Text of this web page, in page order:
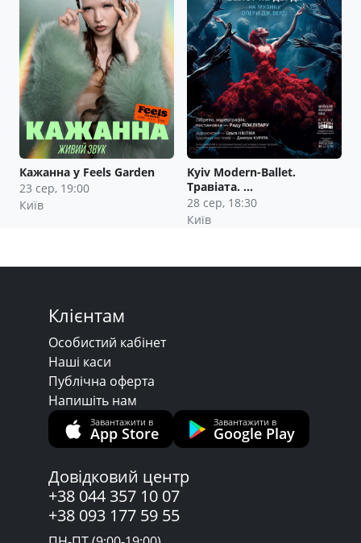
Кажанна у Feels Garden
23 сер, 19:00
Київ
Kyiv Modern-Ballet.
Травіата. …
28 сер, 18:30
Київ
Клієнтам
Особистий кабінет
Наші каси
Публічна оферта
Напишіть нам
Завантажити в
App Store
Завантажити в
Google Play
Довідковий центр
+38 044 357 10 07
+38 093 177 59 55